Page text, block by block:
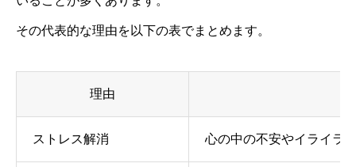
その代表的な理由を以下の表でまとめます。
理由
ストレス解消 心の中の不安やイライラ